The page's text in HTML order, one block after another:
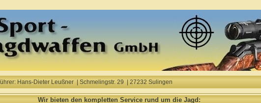
Hans-Dieter Leußner | Schmelingstr. 29 | 27232 Sulingen
Wir bieten den kompletten Service rund um die Jagd: